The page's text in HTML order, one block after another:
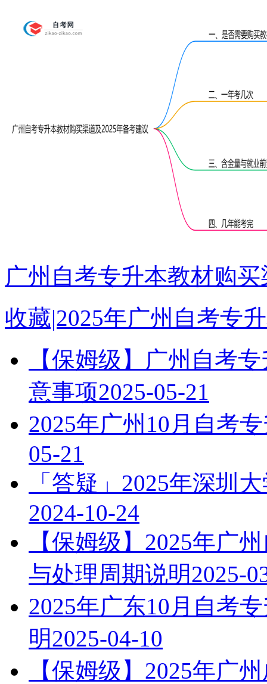
广州自考专升本教材购
收藏|2025年广州自考专
【保姆级】广州自考
意事项2025-05-21
2025年广州10月自考
05-21
「答疑」2025年深圳
2024-10-24
【保姆级】2025年广
与处理周期说明2025-
2025年广东10月自考
明2025-04-10
【保姆级】2025年广